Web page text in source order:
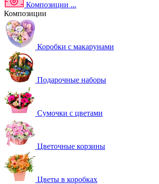
Композиции ...
Композиции
Коробки с макарунами
Подарочные наборы
Сумочки с цветами
Цветочные корзины
Цветы в коробках